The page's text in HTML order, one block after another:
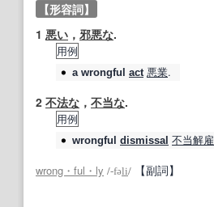
【形容詞】
1 悪い ， 邪悪な.
用例
a wrongful act 悪業.
2 不法な ， 不当な.
用例
wrongful dismissal 不当解雇
wrong・ful・ly /‐fəli/ 【副詞】